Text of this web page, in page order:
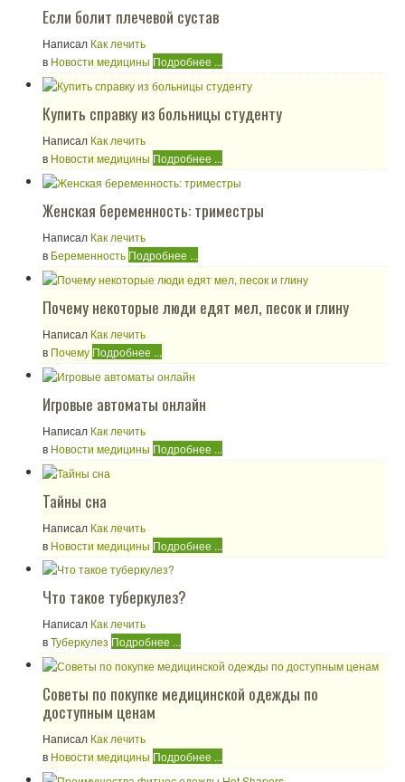
Если болит плечевой сустав
Написал Как лечить
в Новости медицины Подробнее ...
Купить справку из больницы студенту
Написал Как лечить
в Новости медицины Подробнее ...
Женская беременность: триместры
Написал Как лечить
в Беременность Подробнее ...
Почему некоторые люди едят мел, песок и глину
Написал Как лечить
в Почему Подробнее ...
Игровые автоматы онлайн
Написал Как лечить
в Новости медицины Подробнее ...
Тайны сна
Написал Как лечить
в Новости медицины Подробнее ...
Что такое туберкулез?
Написал Как лечить
вТуберкулез Подробнее ...
Советы по покупке медицинской одежды по
доступным ценам
Написал Как лечить
в Новости медицины Подробнее ...